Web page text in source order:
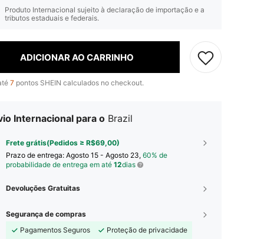
Produto Internacional sujeito à declaração de importação e a
tributos estaduais e federais.
ADICIONAR AO CARRINHO
7 pontos SHEIN calculados no checkout.
Internacional para o Brazil
Frete grátis(Pedidos ≥ R$69,00)
Prazo de entrega: Agosto 15 - Agosto 23, 60% de
probabilidade de entrega em até 12dias
Devoluções Gratuitas
Segurança de compras
Pagamentos Seguros
Proteção de privacidade